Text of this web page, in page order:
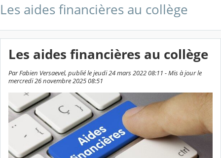
Les aides financières au collège
Les aides financières au collège
Par Fabien Versaevel, publié le jeudi 24 mars 2022 08:11 - Mis à jour le
mercredi 26 novembre 2025 08:51